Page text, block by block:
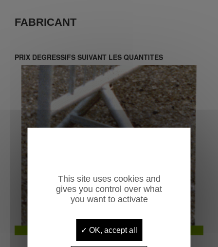
FABRICANT
PRIX DEGRESSIFS SUIVANT LES QUANTITES
Pied solidifié par une barre de renfort
This site uses cookies and
gives you control over what
you want to activate
OK, accept all